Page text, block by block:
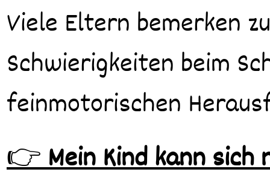
Viele Eltern bemerken
Schwierigkeiten beim
feinmotorischen
👉Mein Kind kann